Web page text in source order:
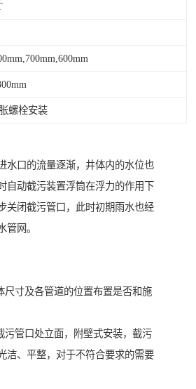
螺栓安装
水口的流量逐渐，井体内的水位也
自动截污装置浮筒在浮力的作用下
关闭截污管口，此时初期雨水也经
管网。
尺寸及各管道的位置布置是否和施
污管口处立面，附壁式安装，截污
洁、平整，对于不符合要求的需要